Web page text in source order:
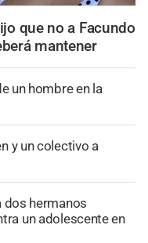
que no a Facundo
mantener
un hombre en la
y un colectivo a
dos hermanos
un adolescente en